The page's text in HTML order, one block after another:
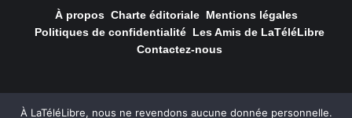
À propos Charte éditoriale Mentions légales
Politiques de confidentialité Les Amis de LaTéléLibre
Contactez-nous
À LaTéléLibre, nous ne revendons aucune donnée personnelle.